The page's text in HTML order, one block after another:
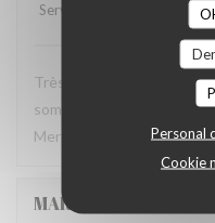
Personal
Cookie
Service
5/
Très bonne soirée dans
sommes régalés avec
Merci à l'accueil ainsi
MARCELA